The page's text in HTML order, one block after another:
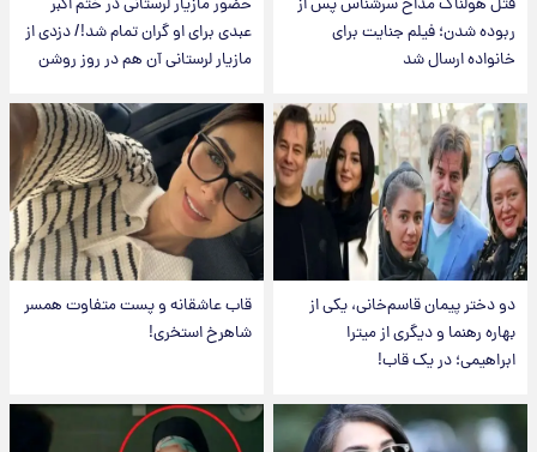
قتل هولناک مداح سرشناس پس از
ربوده شدن؛ فیلم جنایت برای
خانواده ارسال شد
حضور مازیار لرستانی در ختم اکبر
عبدی برای او گران تمام شد!/ دزدی از
مازیار لرستانی آن هم در روز روشن
دو دختر پیمان قاسم‌خانی، یکی از
بهاره رهنما و دیگری از میترا
ابراهیمی؛ در یک قاب!
قاب عاشقانه و پست متفاوت همسر
شاهرخ استخری!